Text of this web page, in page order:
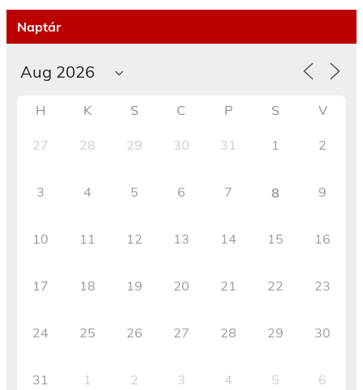
Naptár
H K S C P S V
27 28 29 30 31 1 2
3 4 5 6 7 8 9
10 11 12 13 14 15 16
17 18 19 20 21 22 23
24 25 26 27 28 29 30
31 1 2 3 4 5 6